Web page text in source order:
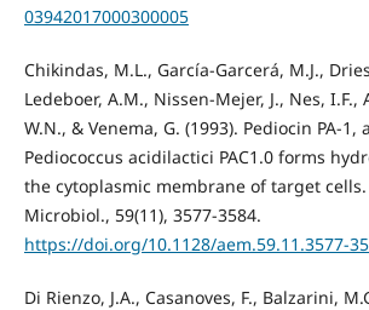
03942017000300005
Chikindas, M.L., García-Garcerá, M.J.,
Ledeboer, A.M., Nissen-Mejer, J., Nes, I.F.,
W.N., & Venema, G. (1993). Pediocin PA-
Pediococcus acidilactici PAC1.0 forms
the cytoplasmic membrane of target
Microbiol., 59(11), 3577-3584.
https://doi.org/10.1128/aem.59.11.3577-
Di Rienzo, J.A., Casanoves, F., Balzarini,